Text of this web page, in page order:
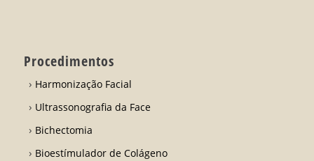
Procedimentos
Harmonização Facial
Ultrassonografia da Face
Bichectomia
Bioestímulador de Colágeno